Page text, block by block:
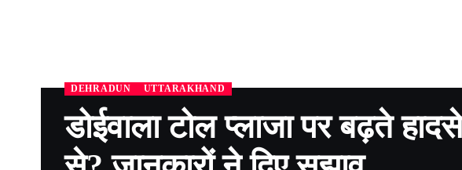
DEHRADUN UTTARAKHAND
डोईवाला टोल प्लाजा पर बढ़ते